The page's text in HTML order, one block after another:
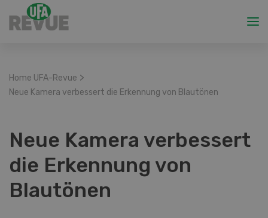
Home UFA-Revue >
Neue Kamera verbessert die Erkennung von Blautönen
Neue Kamera verbessert
die Erkennung von
Blautönen